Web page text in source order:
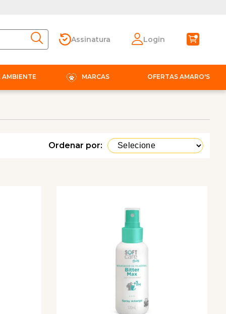
Assinatura Login
AMBIENTE MARCAS OFERTAS AMARO'S
Ordenar por: